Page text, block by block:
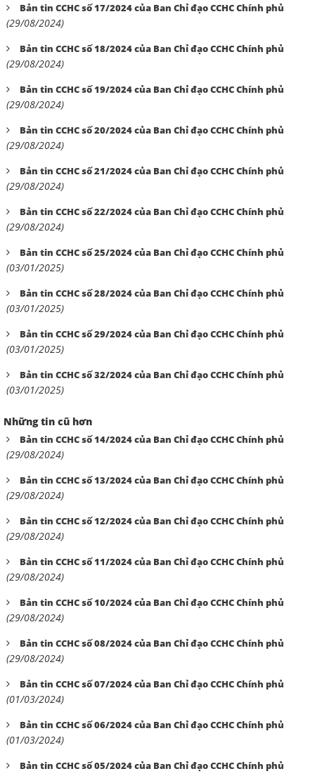
Bản tin CCHC số 17/2024 của Ban Chỉ đạo CCHC Chính phủ
(29/08/2024)
Bản tin CCHC số 18/2024 của Ban Chỉ đạo CCHC Chính phủ
(29/08/2024)
Bản tin CCHC số 19/2024 của Ban Chỉ đạo CCHC Chính phủ
(29/08/2024)
Bản tin CCHC số 20/2024 của Ban Chỉ đạo CCHC Chính phủ
(29/08/2024)
Bản tin CCHC số 21/2024 của Ban Chỉ đạo CCHC Chính phủ
(29/08/2024)
Bản tin CCHC số 22/2024 của Ban Chỉ đạo CCHC Chính phủ
(29/08/2024)
Bản tin CCHC số 25/2024 của Ban Chỉ đạo CCHC Chính phủ
(03/01/2025)
Bản tin CCHC số 28/2024 của Ban Chỉ đạo CCHC Chính phủ
(03/01/2025)
Bản tin CCHC số 29/2024 của Ban Chỉ đạo CCHC Chính phủ
(03/01/2025)
Bản tin CCHC số 32/2024 của Ban Chỉ đạo CCHC Chính phủ
(03/01/2025)
Những tin cũ hơn
Bản tin CCHC số 14/2024 của Ban Chỉ đạo CCHC Chính phủ
(29/08/2024)
Bản tin CCHC số 13/2024 của Ban Chỉ đạo CCHC Chính phủ
(29/08/2024)
Bản tin CCHC số 12/2024 của Ban Chỉ đạo CCHC Chính phủ
(29/08/2024)
Bản tin CCHC số 11/2024 của Ban Chỉ đạo CCHC Chính phủ
(29/08/2024)
Bản tin CCHC số 10/2024 của Ban Chỉ đạo CCHC Chính phủ
(29/08/2024)
Bản tin CCHC số 08/2024 của Ban Chỉ đạo CCHC Chính phủ
(29/08/2024)
Bản tin CCHC số 07/2024 của Ban Chỉ đạo CCHC Chính phủ
(01/03/2024)
Bản tin CCHC số 06/2024 của Ban Chỉ đạo CCHC Chính phủ
(01/03/2024)
Bản tin CCHC số 05/2024 của Ban Chỉ đạo CCHC Chính phủ